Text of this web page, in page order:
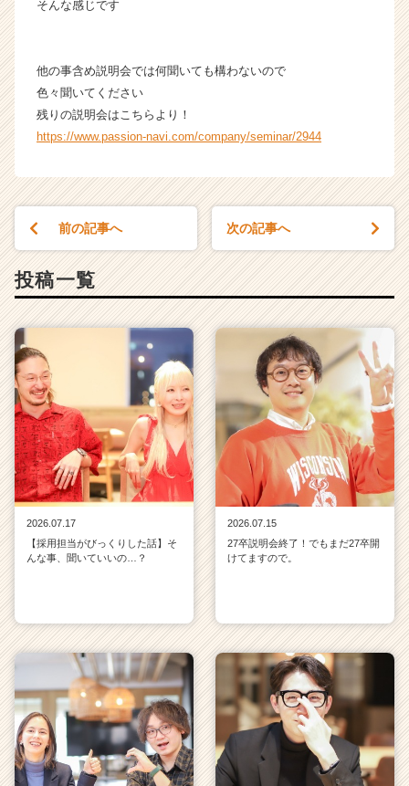
そんな感じです
他の事含め説明会では何聞いても構わないので
色々聞いてください
残りの説明会はこちらより！
https://www.passion-navi.com/company/seminar/2944
前の記事へ 次の記事へ
投稿一覧
2026.07.17
【採用担当がびっくりした話】そ
んな事、聞いていいの…？
2026.07.15
27卒説明会終了！でもまだ27卒開
けてますので。